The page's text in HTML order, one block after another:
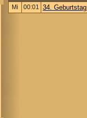
Mi 00:01 34.